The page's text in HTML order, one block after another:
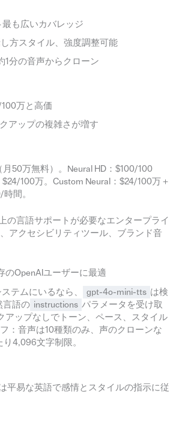
も広いカバレッジ
方スタイル、強度調整可能
1分の音声からクローン
100万と高価
アップの複雑さが増す
月50万無料）。Neural HD：$100/100
$24/100万。Custom Neural：$24/100万＋
間。
の言語サポートが必要なエンタープライ
アクセシビリティツール、ブランド音
のOpenAIユーザーに最適
テムにいるなら、 gpt-4o-mini-tts は検
言語の instructions パラメータを受け取
アップなしでトーン、ペース、スタイル
：音声は10種類のみ、声のクローンな
り4,096文字制限。
平易な英語で感情とスタイルの指示に従